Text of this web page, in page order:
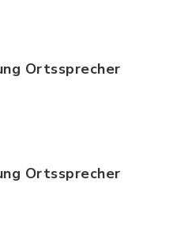
Ortssprecher
Ortssprecher